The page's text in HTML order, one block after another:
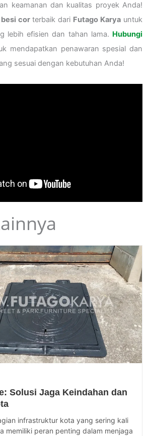
keamanan dan kualitas proyek Anda!
corterbaik dari Futago Karya untuk
lebih efisien dan tahan lama. Hubungi
mendapatkan penawaran spesial dan
sesuai dengan kebutuhan Anda!
Solusi Jaga Keindahan dan
infrastruktur kota yang sering kali
memiliki peran penting dalam menjaga